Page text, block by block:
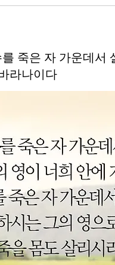
죽은 자 가운데서
라나이다